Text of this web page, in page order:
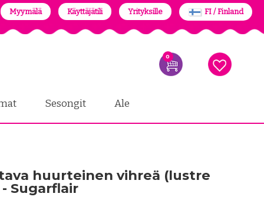
Myymälä Käyttäjätili Yrityksille FI / Finland
0
Sesongit Ale
huurteinen vihreä (lustre
Sugarflair